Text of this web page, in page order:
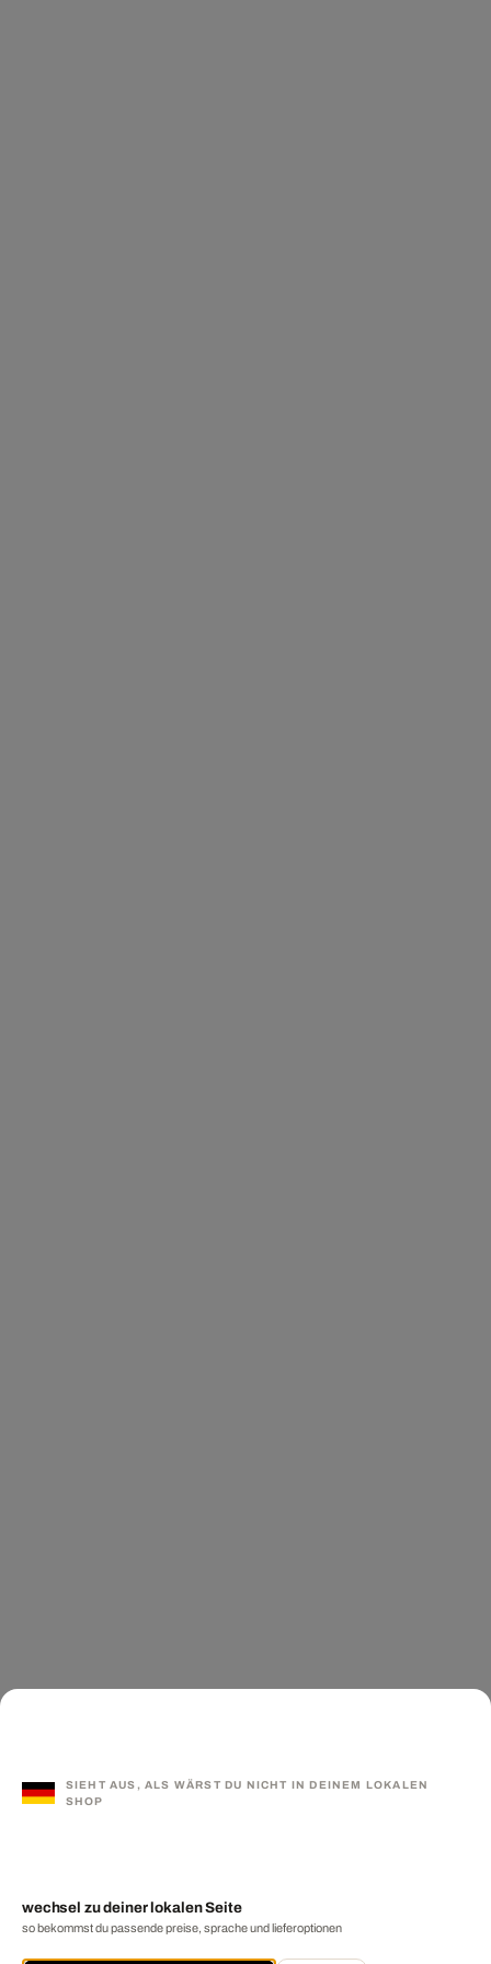
SIEHT AUS, ALS WÄRST DU NICHT IN DEINEM LOKALEN
SHOP
wechsel zu deiner lokalen Seite
so bekommst du passende preise, sprache und lieferoptionen